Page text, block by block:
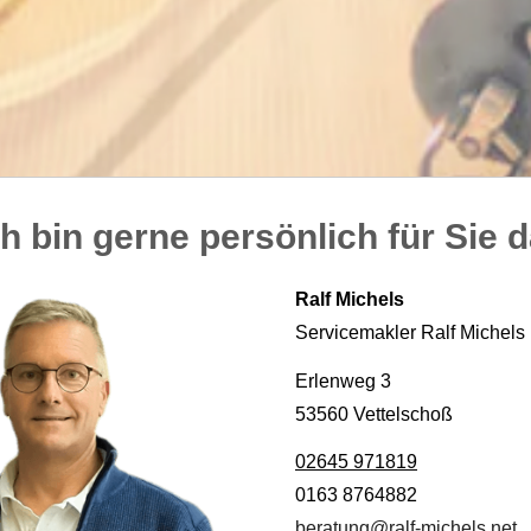
bin gerne persönlich für Sie
Ralf Michels
Servicemakler Ralf Michels
Erlenweg 3
53560 Vettelschoß
02645 971819
0163 8764882